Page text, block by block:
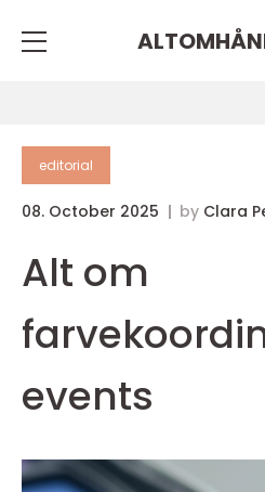
editorial
08. October 2025 by Clara
Alt om
events